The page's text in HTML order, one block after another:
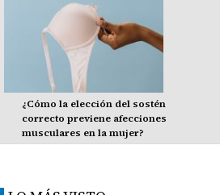
¿Cómo la elección del sostén
correcto previene afecciones
musculares en la mujer?